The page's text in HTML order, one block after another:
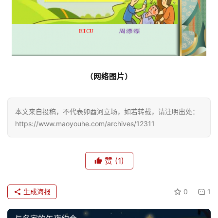
旅
游
娱
乐
登录 注册
（网络图片）
本文来自投稿，不代表卯酉河立场，如若转载，请注明出处：
https://www.maoyouhe.com/archives/12311
赞 (1)
0 1
生成海报